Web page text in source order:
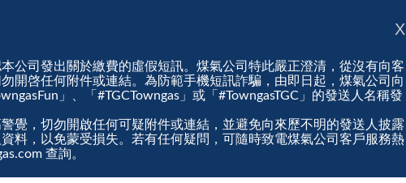
公司發出關於繳費的虛假短訊。煤氣公司特此嚴正澄清，從沒有向客
開啓任何附件或連結。為防範手機短訊詐騙，由即日起，煤氣公司向
」、「#TGCTowngas」或「#TowngasTGC」的發送人名稱發
覺，切勿開啟任何可疑附件或連結，並避免向來歷不明的發送人披露
料，以免蒙受損失。若有任何疑問，可隨時致電煤氣公司客戶服務熱
查詢。
X